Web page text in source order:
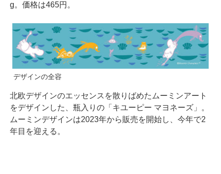
g。価格は465円。
デザインの全容
北欧デザインのエッセンスを散りばめたムーミンアート
をデザインした、瓶入りの「キユーピー マヨネーズ」。
ムーミンデザインは2023年から販売を開始し、今年で2
年目を迎える。